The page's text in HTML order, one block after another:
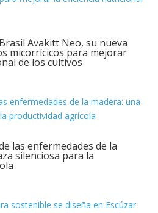
Avakitt Neo, su nueva
micorrícicos para mejorar
de los cultivos
las enfermedades de la
silenciosa para la